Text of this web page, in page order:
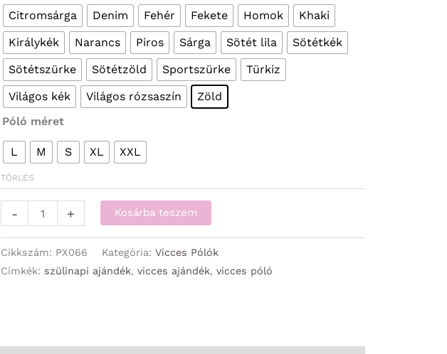
Citromsárga
Denim Fehér Fekete Homok
Khaki
Királykék
Narancs Piros Sárga Sötét lila
Sötétkék
Sötétszürke
Sötétzöld Sportszürke
Türkiz
Világos kék
Világos rózsaszín
Zöld
Póló méret
L M S XL XXL
TÖRLÉS
-
-
Egy
+ Kosárba teszem
Cikkszám: PX066 Kategória: Vicces Pólók
Címkék: szülinapi ajándék, vicces ajándék, vicces póló